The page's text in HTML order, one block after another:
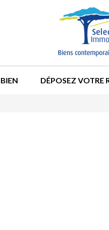
DÉPOSEZ VOTRE